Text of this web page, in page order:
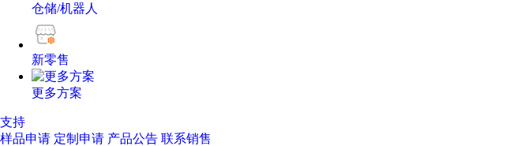
仓储/机器人
新零售
更多方案
支持
样品申请 定制申请 产品公告 联系销售